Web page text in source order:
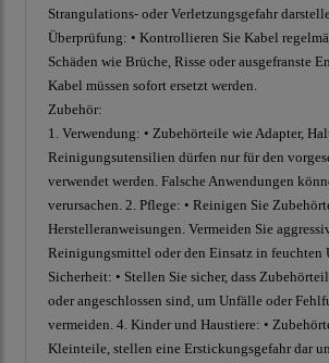
Strangulations- oder Verletzungsgefahr
Überprüfung: • Kontrollieren Sie Kabel
Schäden wie Brüche, Risse oder ausgefranste
Kabel müssen sofort ersetzt werden.
Zubehör:
1. Verwendung: • Zubehörteile wie Adapter,
Reinigungsutensilien dürfen nur für den
verwendet werden. Falsche Anwendungen
verursachen. 2. Pflege: • Reinigen Sie
Herstelleranweisungen. Vermeiden Sie
Reinigungsmittel oder den Einsatz in feuchten
Sicherheit: • Stellen Sie sicher, dass
oder angeschlossen sind, um Unfälle oder
vermeiden. 4. Kinder und Haustiere: •
Kleinteile, stellen eine Erstickungsgefahr dar